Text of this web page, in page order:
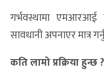
गर्भवस्थामा
सावधानी अपनाएर मात्र
कति लामो प्रक्रिया हुन्छ ?